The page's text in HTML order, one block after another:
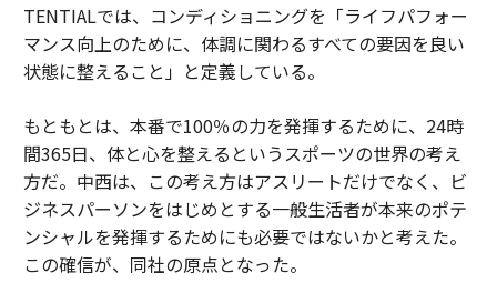
TENTIALでは、コンディショニングを「ライフパフォー
マンス向上のために、体調に関わるすべての要因を良い
状態に整えること」と定義している。
もともとは、本番で100％の力を発揮するために、24時
間365日、体と心を整えるというスポーツの世界の考え
方だ。中西は、この考え方はアスリートだけでなく、ビ
ジネスパーソンをはじめとする一般生活者が本来のポテ
ンシャルを発揮するためにも必要ではないかと考えた。
この確信が、同社の原点となった。